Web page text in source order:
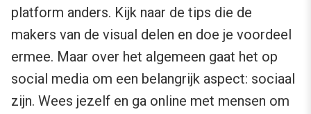
platform anders. Kijk naar de tips die de
makers van de visual delen en doe je voordeel
ermee. Maar over het algemeen gaat het op
social media om een belangrijk aspect: sociaal
zijn. Wees jezelf en ga online met mensen om